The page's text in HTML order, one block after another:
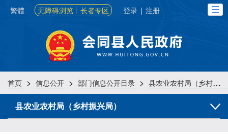
繁體 无障碍浏览 长者专区 登录 | 注册
首页 > 信息公开 > 部门信息公开目录 > 县农业农村局（乡村振兴局）
县农业农村局（乡村振兴局）